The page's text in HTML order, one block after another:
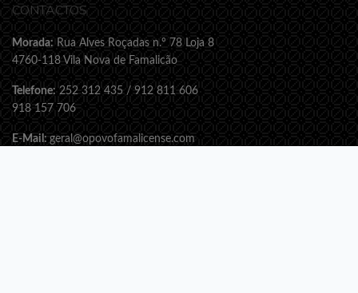
CONTACTOS
Morada: Rua Alves Roçadas n.º 78 Loja 8
4760-118 Vila Nova de Famalicão
Telefone: 252 312 435 / 912 811 606
918 157 706
E-Mail: geral@opovofamalicense.com